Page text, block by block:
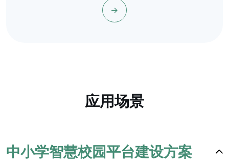
应用场景
中小学智慧校园平台建设方案